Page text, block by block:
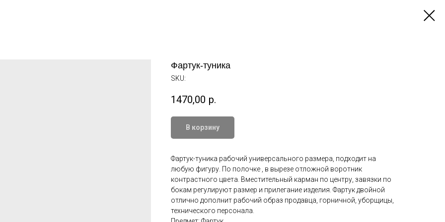
Фартук-туника
SKU:
1470,00 р.
В корзину
Фартук-туника рабочий универсального размера, подходит на
любую фигуру. По полочке , в вырезе отложной воротник
контрастного цвета. Вместительный карман по центру, завязки по
бокам регулируют размер и прилегание изделия. Фартук двойной
отлично дополнит рабочий образ продавца, горничной, уборщицы,
технического персонала.